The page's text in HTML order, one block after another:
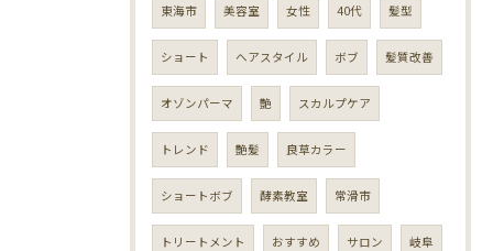
東海市 美容室 女性 40代 髪型
ショート ヘアスタイル ボブ 髪質改善
オゾンパーマ 艶 スカルプケア
トレンド 艶髪 良草カラー
ショートボブ 酵素教室 常滑市
トリートメント おすすめ サロン 岐阜